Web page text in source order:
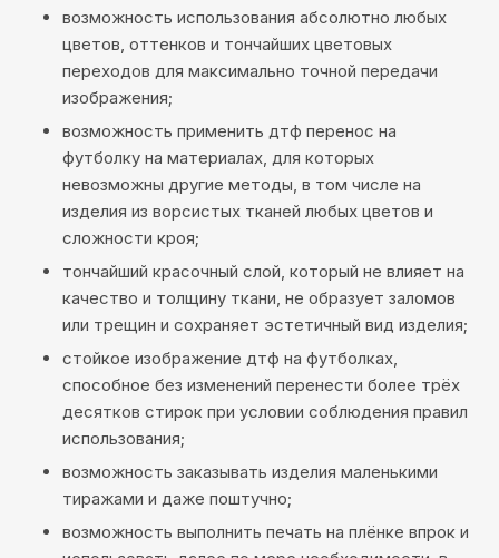
возможность использования абсолютно любых
цветов, оттенков и тончайших цветовых
переходов для максимально точной передачи
изображения;
возможность применить дтф перенос на
футболку на материалах, для которых
невозможны другие методы, в том числе на
изделия из ворсистых тканей любых цветов и
сложности кроя;
тончайший красочный слой, который не влияет на
качество и толщину ткани, не образует заломов
или трещин и сохраняет эстетичный вид изделия;
стойкое изображение дтф на футболках,
способное без изменений перенести более трёх
десятков стирок при условии соблюдения правил
использования;
возможность заказывать изделия маленькими
тиражами и даже поштучно;
возможность выполнить печать на плёнке впрок и